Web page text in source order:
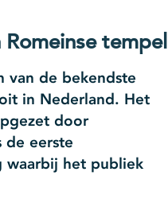
tempel
van de bekendste
in Nederland. Het
door
de eerste
waarbij het publiek